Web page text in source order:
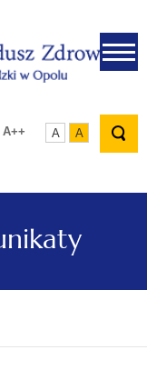
A++ A A